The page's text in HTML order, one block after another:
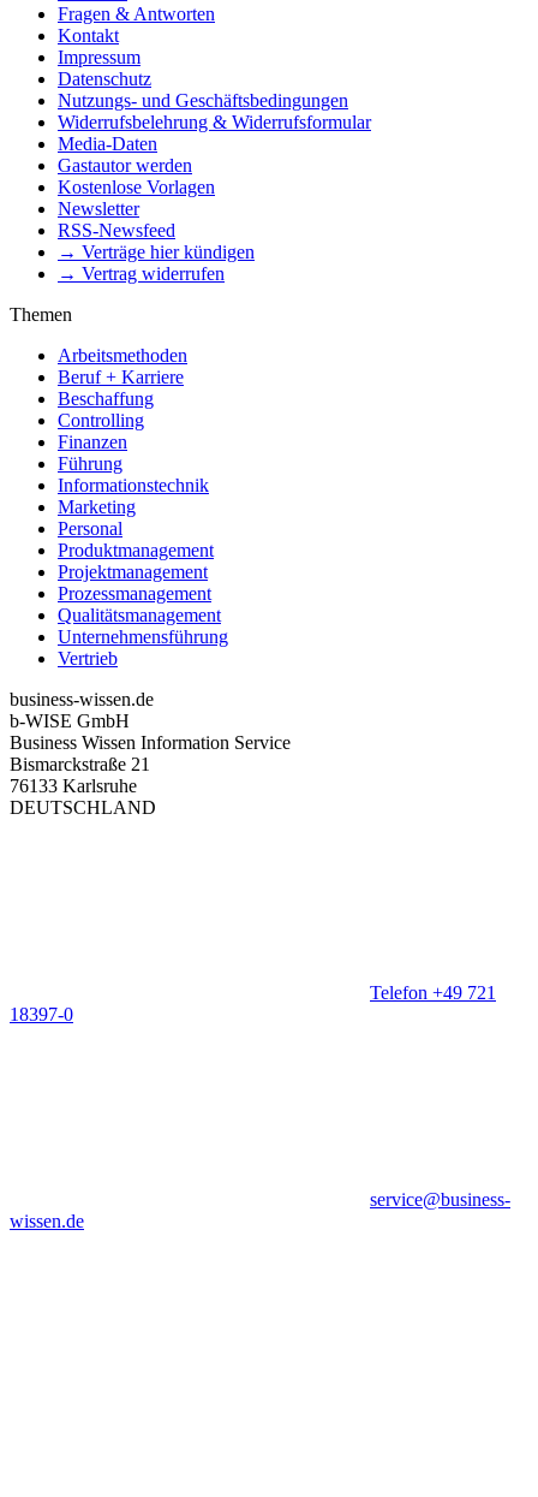
Fragen & Antworten
Kontakt
Impressum
Datenschutz
Nutzungs- und Geschäftsbedingungen
Widerrufsbelehrung & Widerrufsformular
Media-Daten
Gastautor werden
Kostenlose Vorlagen
Newsletter
RSS-Newsfeed
→ Verträge hier kündigen
→ Vertrag widerrufen
Themen
Arbeitsmethoden
Beruf + Karriere
Beschaffung
Controlling
Finanzen
Führung
Informationstechnik
Marketing
Personal
Produktmanagement
Projektmanagement
Prozessmanagement
Qualitätsmanagement
Unternehmensführung
Vertrieb
business-wissen.de
b-WISE GmbH
Business Wissen Information Service
Bismarckstraße 21
76133 Karlsruhe
DEUTSCHLAND
Telefon +49 721
18397-0
service@business-
wissen.de